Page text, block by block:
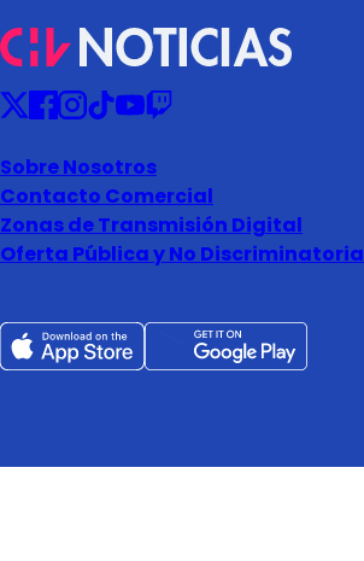
Sobre Nosotros
Contacto Comercial
Zonas de Transmisión Digital
Oferta Pública y No Discriminatoria